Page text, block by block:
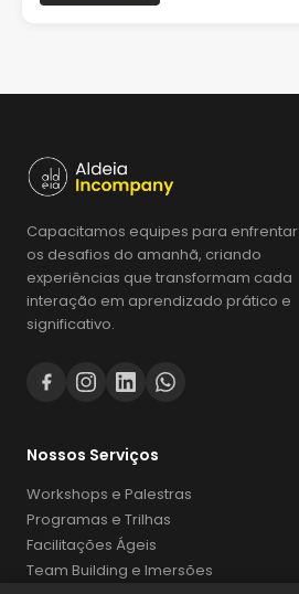
Capacitamos equipes para enfrentar
os desafios do amanhã, criando
experiências que transformam cada
interação em aprendizado prático e
significativo.
Nossos Serviços
Workshops e Palestras
Programas e Trilhas
Facilitações Ágeis
Team Building e Imersões
Nome *